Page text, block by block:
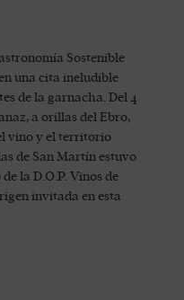
Sostenible
una cita ineludible
de la garnacha. Del 4
a orillas del Ebro,
vino y el territorio
de San Martín estuvo
la D.O.P. Vinos de
invitada en esta